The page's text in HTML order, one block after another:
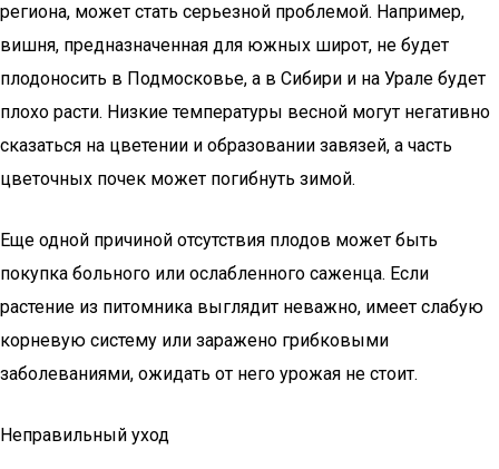
региона, может стать серьезной проблемой. Например,
вишня, предназначенная для южных широт, не будет
плодоносить в Подмосковье, а в Сибири и на Урале будет
плохо расти. Низкие температуры весной могут негативно
сказаться на цветении и образовании завязей, а часть
цветочных почек может погибнуть зимой.
Еще одной причиной отсутствия плодов может быть
покупка больного или ослабленного саженца. Если
растение из питомника выглядит неважно, имеет слабую
корневую систему или заражено грибковыми
заболеваниями, ожидать от него урожая не стоит.
Неправильный уход